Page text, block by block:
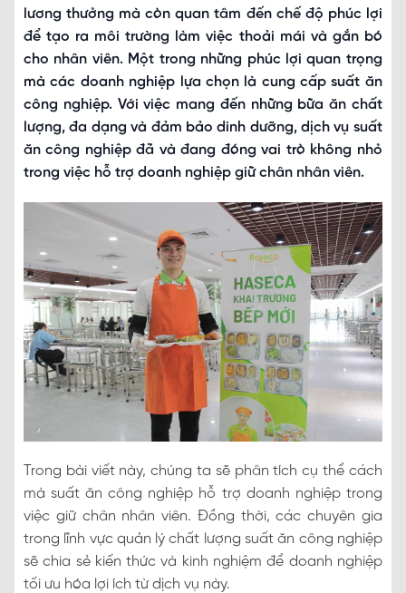
Contact
lương thưởng mà còn quan tâm đến chế độ phúc lợi
để tạo ra môi trường làm việc thoải mái và gắn bó
cho nhân viên. Một trong những phúc lợi quan trọng
mà các doanh nghiệp lựa chọn là cung cấp suất ăn
công nghiệp. Với việc mang đến những bữa ăn chất
lượng, đa dạng và đảm bảo dinh dưỡng, dịch vụ suất
ăn công nghiệp đã và đang đóng vai trò không nhỏ
trong việc hỗ trợ doanh nghiệp giữ chân nhân viên.
Trong bài viết này, chúng ta sẽ phân tích cụ thể cách
mà suất ăn công nghiệp hỗ trợ doanh nghiệp trong
việc giữ chân nhân viên. Đồng thời, các chuyên gia
trong lĩnh vực quản lý chất lượng suất ăn công nghiệp
sẽ chia sẻ kiến thức và kinh nghiệm để doanh nghiệp
tối ưu hóa lợi ích từ dịch vụ này.